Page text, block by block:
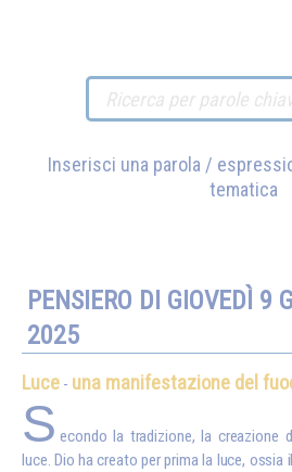
Inserisci una parola /
tematica
PENSIERO DI GIOVEDÌ 9
2025
Luce - una manifestazione del
S econdo la tradizione, la creazione
luce. Dio ha creato per prima la luce, ossia